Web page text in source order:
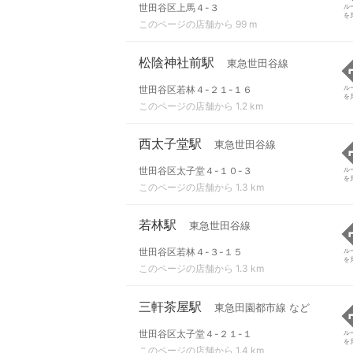
世田谷区上馬４-３
このページの店舗から 99 m
ル
を
松陰神社前駅 東急世田谷線
世田谷区若林４-２１-１６
このページの店舗から 1.2 km
ル
を
西太子堂駅 東急世田谷線
世田谷区太子堂４-１０-３
このページの店舗から 1.3 km
ル
を
若林駅 東急世田谷線
世田谷区若林４-３-１５
このページの店舗から 1.3 km
ル
を
三軒茶屋駅 東急田園都市線 など
世田谷区太子堂４-２１-１
このページの店舗から 1.4 km
ル
を